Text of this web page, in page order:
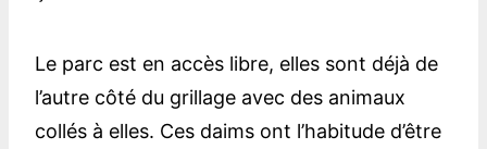
Le parc est en accès libre, elles sont déjà de
l’autre côté du grillage avec des animaux
collés à elles. Ces daims ont l’habitude d’être